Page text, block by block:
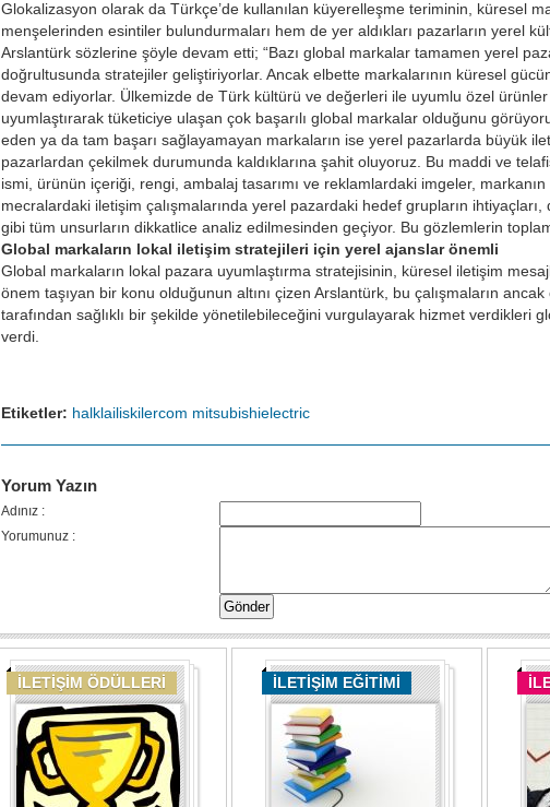
Glokalizasyon olarak da Türkçe’de kullanılan küyerelleşme teriminin, küresel
menşelerinden esintiler bulundurmaları hem de yer aldıkları pazarların yerel
Arslantürk sözlerine şöyle devam etti; “Bazı global markalar tamamen yerel
doğrultusunda stratejiler geliştiriyorlar. Ancak elbette markalarının küresel
devam ediyorlar. Ülkemizde de Türk kültürü ve değerleri ile uyumlu özel
uyumlaştırarak tüketiciye ulaşan çok başarılı global markalar olduğunu
eden ya da tam başarı sağlayamayan markaların ise yerel pazarlarda büyük
pazarlardan çekilmek durumunda kaldıklarına şahit oluyoruz. Bu maddi ve
ismi, ürünün içeriği, rengi, ambalaj tasarımı ve reklamlardaki imgeler,
mecralardaki iletişim çalışmalarında yerel pazardaki hedef grupların ihtiyaçları,
gibi tüm unsurların dikkatlice analiz edilmesinden geçiyor. Bu gözlemlerin
Global markaların lokal iletişim stratejileri için yerel ajanslar önemli
Global markaların lokal pazara uyumlaştırma stratejisinin, küresel iletişim
önem taşıyan bir konu olduğunun altını çizen Arslantürk, bu çalışmaların
tarafından sağlıklı bir şekilde yönetilebileceğini vurgulayarak hizmet verdikleri
verdi.
Etiketler: halklailiskilercom mitsubishielectric
Yorum Yazın
Adınız :
Yorumunuz :
İLETİŞİM ÖDÜLLERİ İLETİŞİM EĞİTİMİ